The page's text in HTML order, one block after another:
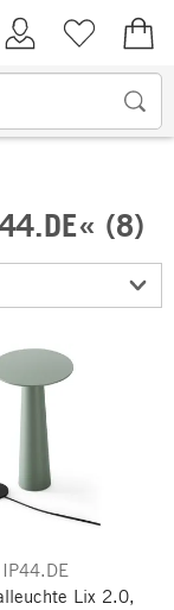
Kundenkonto
Merkliste
(8)
IP44.DE
Lix 2.0,